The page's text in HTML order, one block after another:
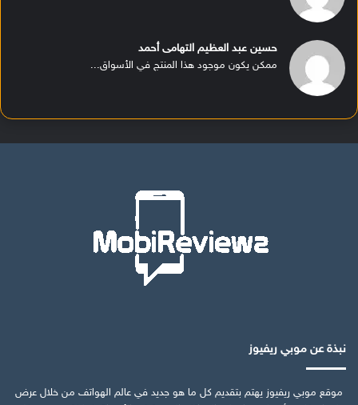
حسين عبد العظيم التهامى أحمد
ممكن يكون موجود هذا المنتج في الأسواق...
نبذة عن موبي ريفيوز
موقع موبي ريفيوز يهتم بتقديم كل ما هو جديد في عالم الهواتف من خلال عرض